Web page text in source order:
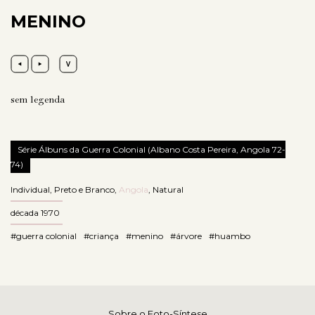
MENINO
sem legenda
Série Álbuns da Guerra Colonial (Albano Costa Pereira, Angola 72-
74)
Individual Preto e Branco Angola Natural
década 1970
#guerra colonial #criança #menino #árvore #huambo